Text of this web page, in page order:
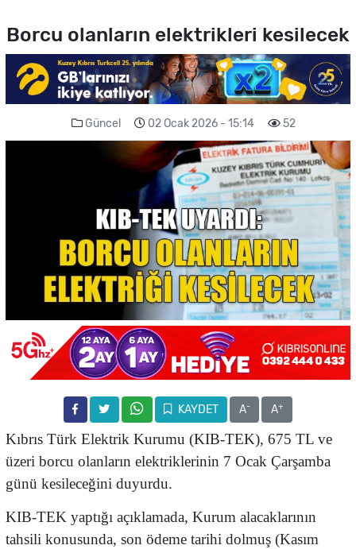
Borcu olanların elektrikleri kesilecek
Güncel 02 Ocak 2026 - 15:14 52
KAYDET A- A+
Kıbrıs Türk Elektrik Kurumu (KIB-TEK), 675 TL ve
üzeri borcu olanların elektriklerinin 7 Ocak Çarşamba
günü kesileceğini duyurdu.
KIB-TEK yaptığı açıklamada, Kurum alacaklarının
tahsili konusunda, son ödeme tarihi dolmuş (Kasım